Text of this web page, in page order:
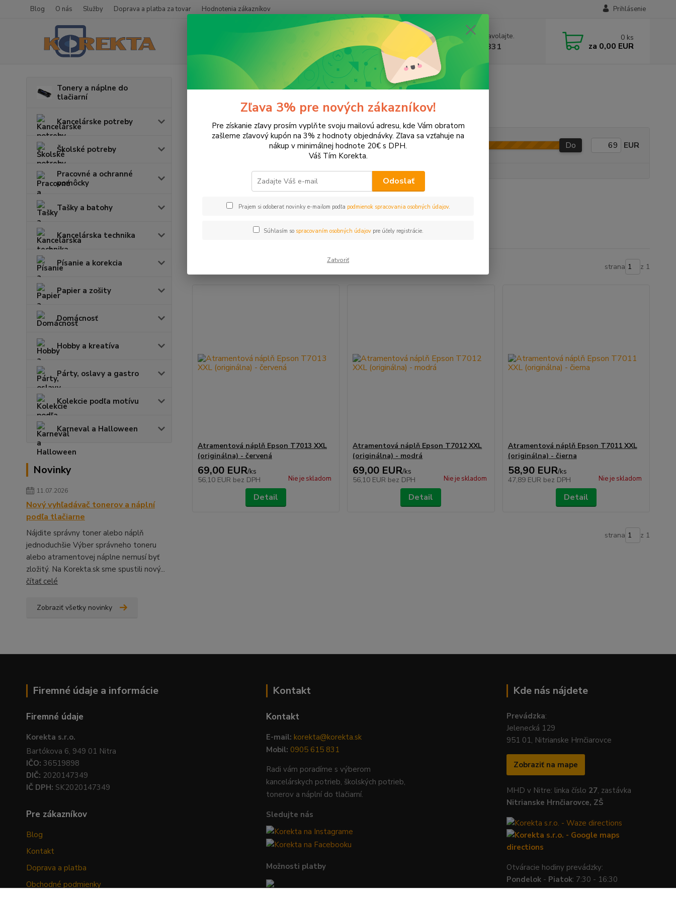
Blog O nás Služby Doprava a platba za tovar Hodnotenia zákazníkov Prihlásenie
Neviete si rady? Zavolajte.
+421 905 615 831
0 ks
za 0,00 EUR
Tonery a náplne do
tlačiarní
Kancelárske potreby
Školské potreby
Pracovné a ochranné
pomôcky
Tašky a batohy
Kancelárska technika
Písanie a korekcia
Papier a zošity
Domácnosť
Hobby a kreatíva
Párty, oslavy a gastro
Kolekcie podľa motívu
Karneval a Halloween
Novinky
11.07.2026
Nový vyhľadávač tonerov a náplní
podľa tlačiarne
Nájdite správny toner alebo náplň
jednoduchšie Výber správneho toneru
alebo atramentovej náplne nemusí byť
zložitý. Na Korekta.sk sme spustili nový...
čítať celé
Zobraziť všetky novinky
Tonery a náplne do tlačiarní EPSON WP-4535
WP-4535
Upresniť parametre
EUR Od Do EUR
strana z 1
Atramentová náplň Epson T7013 XXL
(originálna) - červená
69,00 EUR/ks
56,10 EUR bez DPH Nie je skladom
Detail
Atramentová náplň Epson T7012 XXL
(originálna) - modrá
69,00 EUR/ks
56,10 EUR bez DPH Nie je skladom
Detail
Atramentová náplň Epson T7011 XXL
(originálna) - čierna
58,90 EUR/ks
47,89 EUR bez DPH Nie je skladom
Detail
strana z 1
Firemné údaje a informácie
Firemné údaje
Korekta s.r.o.
Bartókova 6, 949 01 Nitra
IČO: 36519898
DIČ: 2020147349
IČ DPH: SK2020147349
Pre zákazníkov
Blog
Kontakt
Doprava a platba
Obchodné podmienky
Kontakt
Kontakt
E-mail: korekta@korekta.sk
Mobil: 0905 615 831
Radi vám poradíme s výberom
kancelárskych potrieb, školských potrieb,
tonerov a náplní do tlačiarní.
Sledujte nás
Možnosti platby
Kde nás nájdete
Prevádzka:
Jelenecká 129
951 01, Nitrianske Hrnčiarovce
Zobraziť na mape
MHD v Nitre: linka číslo 27, zastávka
Nitrianske Hrnčiarovce, ZŠ
Otváracie hodiny prevádzky:
Pondelok - Piatok: 7:30 - 16:30
Zľava 3% pre nových zákazníkov!
Pre získanie zľavy prosím vyplňte svoju mailovú adresu, kde Vám obratom
zašleme zľavový kupón na 3% z hodnoty objednávky. Zľava sa vzťahuje na
nákup v minimálnej hodnote 20€ s DPH.
Váš Tím Korekta.
Odoslať
Prajem si odoberať novinky e-mailom podľa podmienok spracovania osobných údajov.
Súhlasím so spracovaním osobných údajovpre účely registrácie.
Zatvoriť